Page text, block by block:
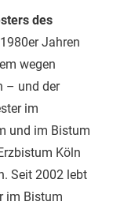
des
Jahren
wegen
– und der
im
und im Bistum
Köln
Seit 2002 lebt
im Bistum